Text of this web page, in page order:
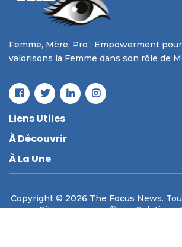
Femme, Mère, Pro : Empowerment
valorisons la Femme dans son rôle de
Liens Utiles
À Découvrir
À La Une
Copyright © 2026 The Focus News.
Site conçu avec 💞 par Solutions